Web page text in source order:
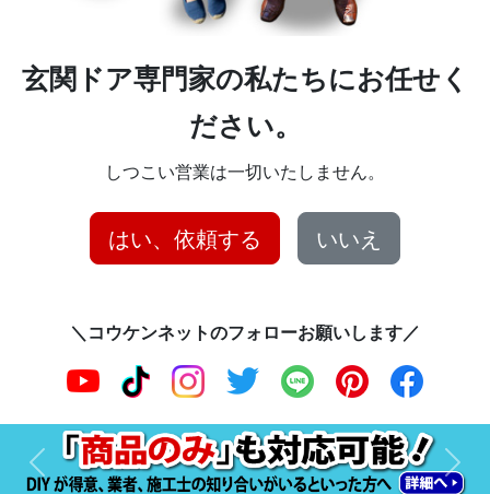
玄関ドア専門家の私たちにお任せく
ださい。
しつこい営業は一切いたしません。
はい、依頼する いいえ
＼コウケンネットのフォローお願いします／
前へ 次へ